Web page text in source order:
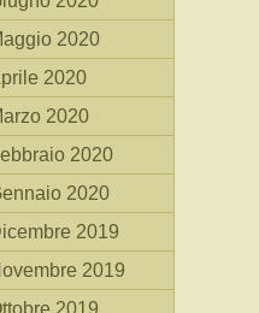
2020
2020
2020
2020
2020
2019
2019
2019